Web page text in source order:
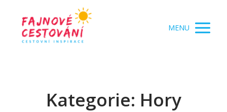
MENU
Kategorie: Hory